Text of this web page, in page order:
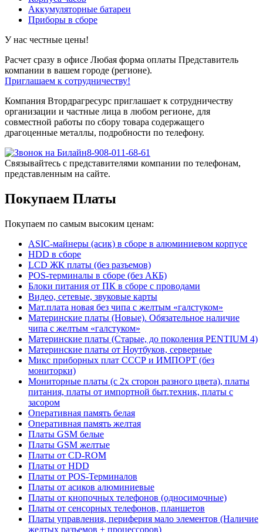
Аккумуляторные батареи
Приборы в сборе
У нас честные цены!
Расчет сразу в офисе Любая форма оплаты Представитель
компании в вашем городе (регионе).
Приглашаем к сотрудничеству!
Компания Втордрагресурс приглашает к сотрудничеству
организации и частные лица в любом регионе, для
совместной работы по сбору товара содержащего
драгоценные металлы, подробности по телефону.
8-908-011-68-61
Связывайтесь с представителями компании по телефонам,
представленным на сайте.
Покупаем Платы
Покупаем по самым высоким ценам:
ASIC-майнеры (асик) в сборе в алюминиевом корпусе
HDD в сборе
LCD ЖК платы (без разъемов)
POS-терминалы в сборе (без АКБ)
Блоки питания от ПК в сборе с проводами
Видео, сетевые, звуковые карты
Мат.плата новая без чипа с желтым «галстуком»
Материнские платы (Новые). Обязательное наличие
чипа с желтым «галстуком»
Материнские платы (Старые, до поколения PENTIUM 4)
Материнские платы от Ноутбуков, серверные
Микс приборных плат СССР и ИМПОРТ (без
мониторки)
Мониторные платы (с 2х сторон разного цвета), платы
питания, платы от импортной быт.техник, платы с
засором
Оперативная память белая
Оперативная память желтая
Платы GSM белые
Платы GSM желтые
Платы от CD-ROM
Платы от HDD
Платы от POS-Терминалов
Платы от асиков алюминиевые
Платы от кнопочных телефонов (односимочные)
Платы от сенсорных телефонов, планшетов
Платы управления, периферия мало элементов (Наличие
желтых разъемов + процессоров)